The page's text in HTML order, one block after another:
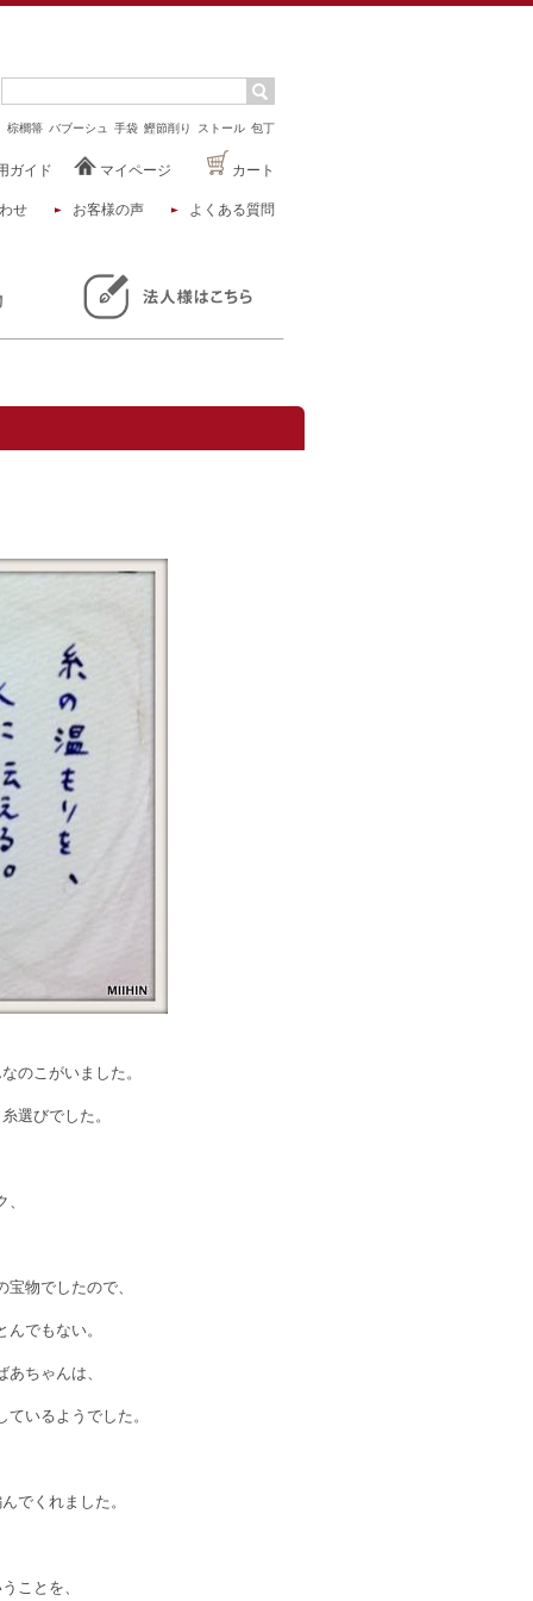
棕櫚箒 バブーシュ 手袋 鰹節削り ストール 包丁
ガイド マイページ カート
せ お客様の声 よくある質問
のこがいました。
選びでした。
物でしたので、
でもない。
ちゃんは、
いるようでした。
でくれました。
ことを、